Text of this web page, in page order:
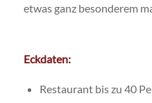
etwas ganz besonderem
Eckdaten:
Restaurant bis zu 40